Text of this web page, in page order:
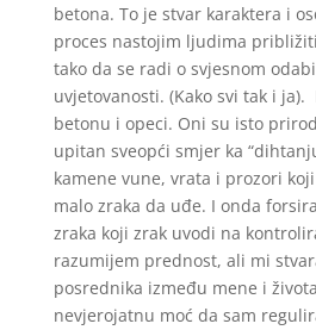
betona. To je stvar karaktera i
proces nastojim ljudima
tako da se radi o svjesnom
uvjetovanosti. (Kako svi tak i
betonu i opeci. Oni su isto
upitan sveopći smjer ka
kamene vune, vrata i prozori
malo zraka da uđe. I onda
zraka koji zrak uvodi na
razumijem prednost, ali mi
posrednika između mene i
nevjerojatnu moć da sam